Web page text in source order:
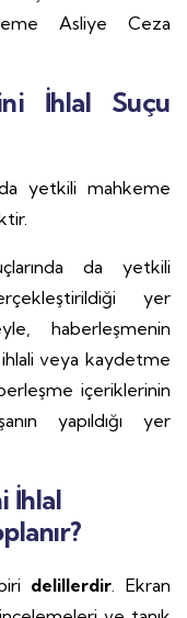
Asliye Ceza
İhlal Suçu
yetkili mahkeme
da yetkili
yer
haberleşmenin
veya kaydetme
içeriklerinin
yapıldığı yer
İhlal
delillerdir. Ekran